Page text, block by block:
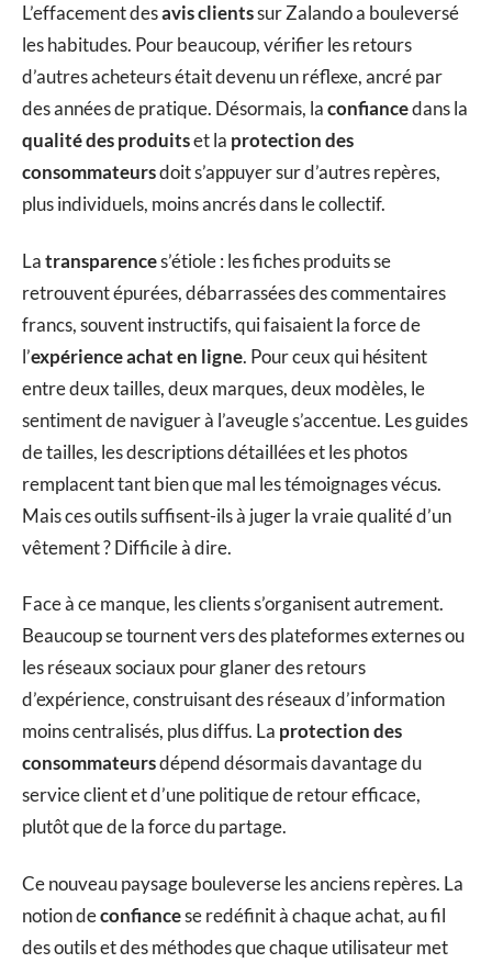
L’effacement desavis clientssur Zalando a bouleversé
les habitudes. Pour beaucoup, vérifier les retours
d’autres acheteurs était devenu un réflexe, ancré par
des années de pratique. Désormais, laconfiancedans la
qualité des produitset la protection des
consommateursdoit s’appuyer sur d’autres repères,
plus individuels, moins ancrés dans le collectif.
Latransparences’étiole : les fiches produits se
retrouvent épurées, débarrassées des commentaires
francs, souvent instructifs, qui faisaient la force de
l’expérience achat en ligne. Pour ceux qui hésitent
entre deux tailles, deux marques, deux modèles, le
sentiment de naviguer à l’aveugle s’accentue. Les guides
de tailles, les descriptions détaillées et les photos
remplacent tant bien que mal les témoignages vécus.
Mais ces outils suffisent-ils à juger la vraie qualité d’un
vêtement ? Difficile à dire.
Face à ce manque, les clients s’organisent autrement.
Beaucoup se tournent vers des plateformes externes ou
les réseaux sociaux pour glaner des retours
d’expérience, construisant des réseaux d’information
moins centralisés, plus diffus. La protection des
consommateursdépend désormais davantage du
service client et d’une politique de retour efficace,
plutôt que de la force du partage.
Ce nouveau paysage bouleverse les anciens repères. La
notion deconfiancese redéfinit à chaque achat, au fil
des outils et des méthodes que chaque utilisateur met